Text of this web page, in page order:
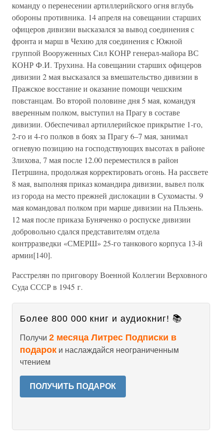
команду о перенесении артиллерийского огня вглубь
обороны противника. 14 апреля на совещании старших
офицеров дивизии высказался за вывод соединения с
фронта и марш в Чехию для соединения с Южной
группой Вооруженных Сил КОНР генерал-майора ВС
КОНР Ф.И. Трухина. На совещании старших офицеров
дивизии 2 мая высказался за вмешательство дивизии в
Пражское восстание и оказание помощи чешским
повстанцам. Во второй половине дня 5 мая, командуя
вверенным полком, выступил на Прагу в составе
дивизии. Обеспечивал артиллерийское прикрытие 1-го,
2-го и 4-го полков в боях за Прагу 6–7 мая, занимал
огневую позицию на господствующих высотах в районе
Злихова, 7 мая после 12.00 переместился в район
Петршина, продолжая корректировать огонь. На рассвете
8 мая, выполняя приказ командира дивизии, вывел полк
из города на место прежней дислокации в Сухомасты. 9
мая командовал полком при марше дивизии на Пльзень.
12 мая после приказа Буняченко о роспуске дивизии
добровольно сдался представителям отдела
контрразведки «СМЕРШ» 25-го танкового корпуса 13-й
армии[140].
Расстрелян по приговору Военной Коллегии Верховного
Суда СССР в 1945 г.
Более 800 000 книг и аудиокниг! 📚
Получи 2 месяца Литрес Подписки в
подарок и наслаждайся неограниченным
чтением
ПОЛУЧИТЬ ПОДАРОК